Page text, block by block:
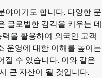
야이기도 합니다. 다양한 문
글로벌한 감각을 키우는 데
을 활용하여 외국인 고객
운영에 대한 이해를 높이는
질 수 있습니다. 이와 같은
큰 자산이 될 것입니다.